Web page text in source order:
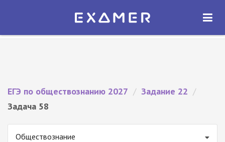
Экзамер — ЕГЭ 2027
ОТКРЫТЬ
ЕГЭ по обществознанию 2027 / Задание 22 /
Задача 58
Обществознание